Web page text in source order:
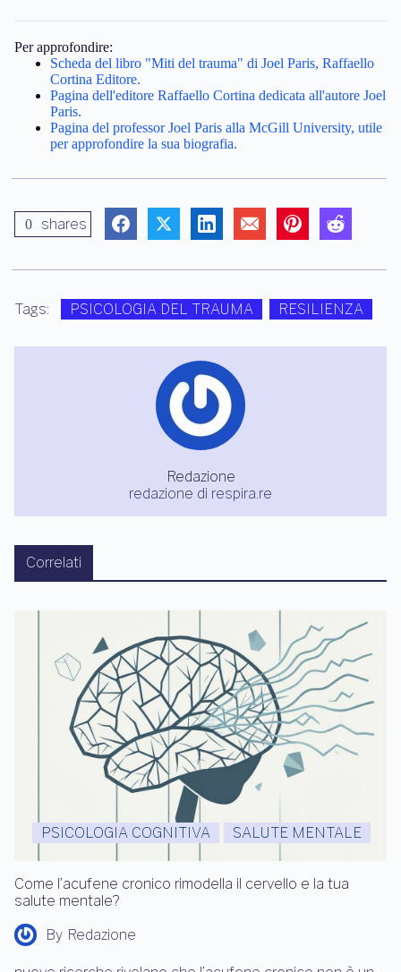
Per approfondire:
Scheda del libro "Miti del trauma" di Joel Paris, Raffaello
Cortina Editore.
Pagina dell'editore Raffaello Cortina dedicata all'autore Joel
Paris.
Pagina del professor Joel Paris alla McGill University, utile
per approfondire la sua biografia.
0 shares
Tags: PSICOLOGIA DEL TRAUMA RESILIENZA
Redazione
redazione di respira.re
Correlati
PSICOLOGIA COGNITIVA SALUTE MENTALE
Come l’acufene cronico rimodella il cervello e la tua
salute mentale?
By Redazione